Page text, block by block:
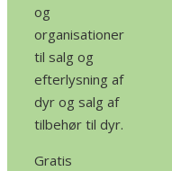
og
organisationer
til salg og
efterlysning af
dyr og salg af
tilbehør til dyr.
Gratis